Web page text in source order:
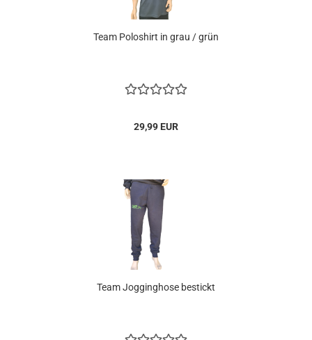
Team Poloshirt in grau / grün
29,99 EUR
Team Jogginghose bestickt